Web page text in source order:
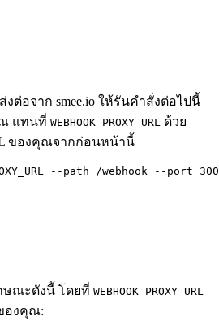
งต่อจาก smee.io ให้รันคำสั่งต่อไปนี้
แทนที่ WEBHOOK_PROXY_URL ด้วย
ของคุณจากก่อนหน้านี้
--path /webhook --port
ณะดังนี้ โดยที่ WEBHOOK_PROXY_URL
องคุณ: